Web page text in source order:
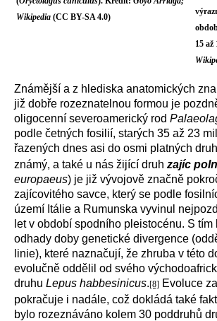
Wikipedia (CC BY-SA 4.0)
15
Známější a z hlediska anatomických
již dobře rozeznatelnou formou je
oligocenní severoamerický rod
podle četných fosilií, starých 35 až 23
řazených dnes asi do osmi platných
známý, a také u nás žijící druh zajíc
europaeus) je již vývojově značně
zajícovitého savce, který se podle
území Itálie a Rumunska vyvinul
let v období spodního pleistocénu. S tím
odhady doby genetické divergence
linie), které naznačují, že zhruba v této
evolučně oddělil od svého
druhu Lepus habbesinicus.[8] Evoluce
pokračuje i nadále, což dokládá také
bylo rozeznáváno kolem 30 poddruhů